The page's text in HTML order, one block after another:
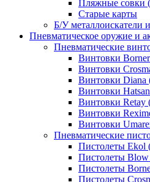
Пляжные совки
Старые карты
Б/У металлоискатели
Пневматическое оружие и
Пневматические
Винтовки
Винтовки
Винтовки Diana
Винтовки
Винтовки Retay
Винтовки
Винтовки
Пневматические
Пистолеты Ekol
Пистолеты
Пистолеты
Пистолеты